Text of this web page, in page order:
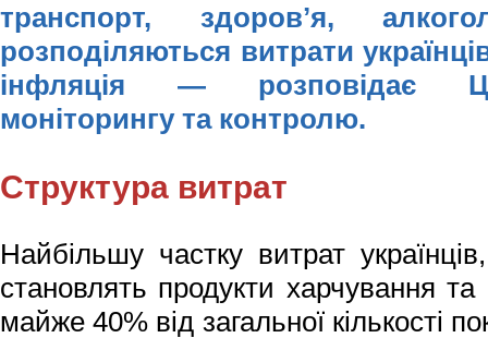
транспорт, здоровʼя,
розподіляються витрати
інфляція — розповідає
моніторингу та контролю.
Структура витрат
Найбільшу частку витрат
становлять продукти харчування та
майже 40% від загальної кількості